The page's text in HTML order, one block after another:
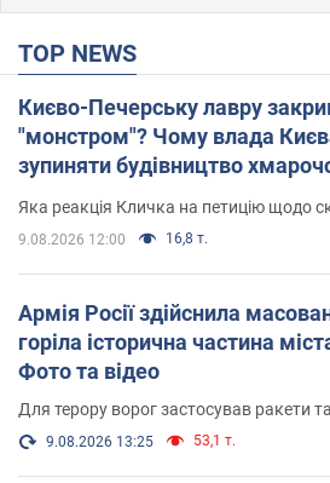
TOP NEWS
Києво-Печерську лавру
"монстром"? Чому влада
зупиняти будівництво
вірянина"
Яка реакція Кличка на петицію щодо
9.08.2026 12:00 16,8 т.
Армія Росії здійснила
горіла історична частина
Фото та відео
Для терору ворог застосував ракети
9.08.2026 13:25 53,1 т.